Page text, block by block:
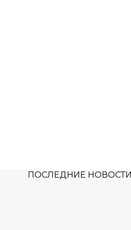
ПОСЛЕДНИЕ НОВОСТИ